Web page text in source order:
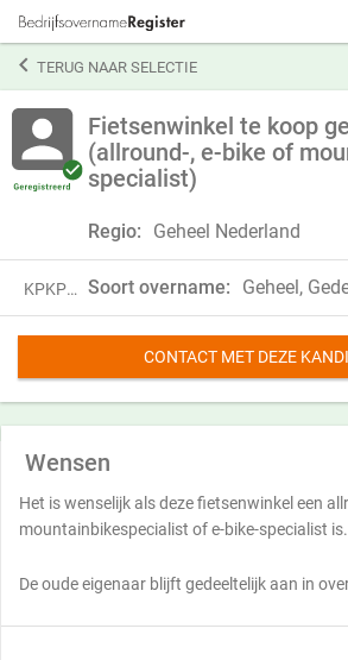
TERUG NAAR SELECTIE
Fietsenwinkel te koop
(allround-, e-bike of
specialist)
Regio: Geheel Nederland
KPKP20SLF15F Soort overname: Geheel,
CONTACT MET DEZE
Wensen
Het is wenselijk als deze fietsenwinkel een
mountainbikespecialist of e-bike-specialist is.
De oude eigenaar blijft gedeeltelijk aan in